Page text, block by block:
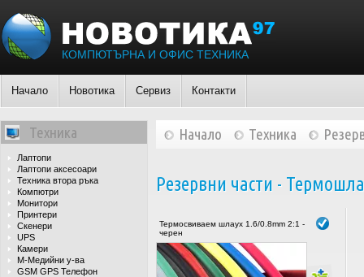
КОМПЮТЪРНА И ОФИС ТЕХНИКА
Начало Новотика Сервиз Контакти
Техника
Лаптопи
Лаптопи аксесоари
Техника втора ръка
Компютри
Монитори
Принтери
Скенери
UPS
Камери
М-Медийни у-ва
GSM GPS Телефон
Начало Техника
Резервни части -
Термосвиваем шлаух 1.6/0.8mm 2:1 -
черен